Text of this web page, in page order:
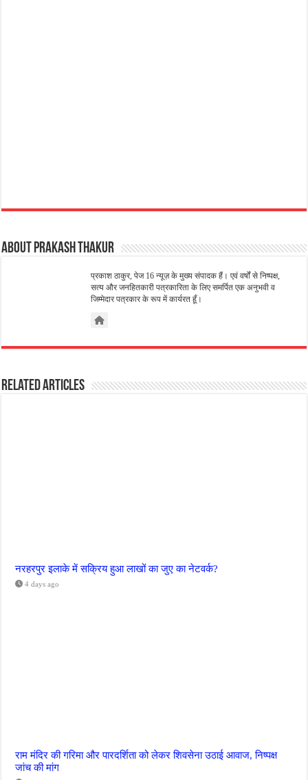
About Prakash Thakur
प्रकाश ठाकुर, पेज 16 न्यूज़ के मुख्य संपादक हैं। एवं वर्षों से निष्पक्ष,
सत्य और जनहितकारी पत्रकारिता के लिए समर्पित एक अनुभवी व
जिम्मेदार पत्रकार के रूप में कार्यरत हूँ।
Related Articles
नरहरपुर इलाके में सक्रिय हुआ लाखों का जुए का नेटवर्क?
4 days ago
राम मंदिर की गरिमा और पारदर्शिता को लेकर शिवसेना उठाई आवाज, निष्पक्ष
जांच की मांग